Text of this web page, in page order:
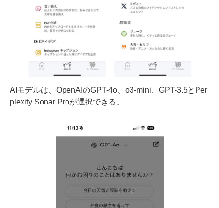
AIモデルは、OpenAIのGPT-4o、o3-mini、GPT-3.5とPer
plexity Sonar Proが選択できる。